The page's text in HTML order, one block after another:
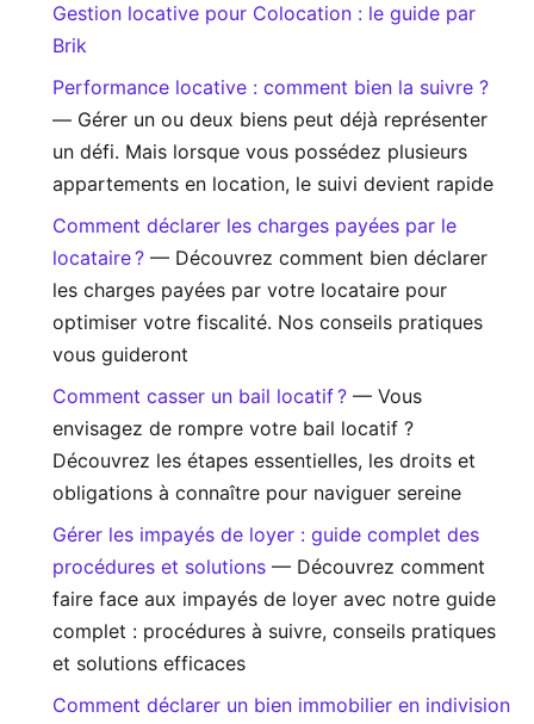
Gestion locative pour Colocation : le guide par
Brik
Performance locative : comment bien la suivre ?
— Gérer un ou deux biens peut déjà représenter
un défi. Mais lorsque vous possédez plusieurs
appartements en location, le suivi devient rapide
Comment déclarer les charges payées par le
locataire ? — Découvrez comment bien déclarer
les charges payées par votre locataire pour
optimiser votre fiscalité. Nos conseils pratiques
vous guideront
Comment casser un bail locatif ? — Vous
envisagez de rompre votre bail locatif ?
Découvrez les étapes essentielles, les droits et
obligations à connaître pour naviguer sereine
Gérer les impayés de loyer : guide complet des
procédures et solutions — Découvrez comment
faire face aux impayés de loyer avec notre guide
complet : procédures à suivre, conseils pratiques
et solutions efficaces
Comment déclarer un bien immobilier en indivision